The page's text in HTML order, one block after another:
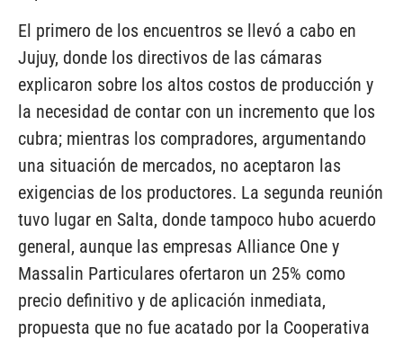
El primero de los encuentros se llevó a cabo en
Jujuy, donde los directivos de las cámaras
explicaron sobre los altos costos de producción y
la necesidad de contar con un incremento que los
cubra; mientras los compradores, argumentando
una situación de mercados, no aceptaron las
exigencias de los productores. La segunda reunión
tuvo lugar en Salta, donde tampoco hubo acuerdo
general, aunque las empresas Alliance One y
Massalin Particulares ofertaron un 25% como
precio definitivo y de aplicación inmediata,
propuesta que no fue acatado por la Cooperativa